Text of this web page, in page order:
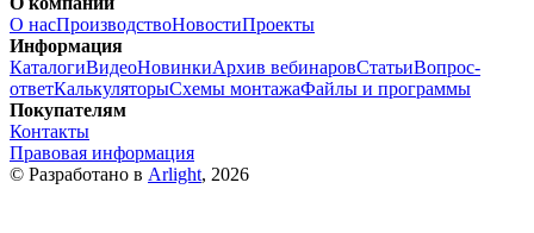
О насПроизводствоНовостиПроекты
Информация
КаталогиВидеоНовинкиАрхив вебинаровСтатьиВопрос-
ответКалькуляторыСхемы монтажаФайлы и программы
Покупателям
Контакты
Правовая информация
© Разработано в Arlight, 2026